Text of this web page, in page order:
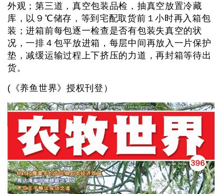
外观；第三道，真空包装品检，抽真空放置冷藏
库，以９℃储存，等到宅配取货前１小时再入箱包
装；进箱前每包逐一检查是否有包装失真空的状
况，一排４包平放进箱，每层中间再放入一片保护
垫，减缓运输过程上下挤压的力道，再封箱等待出
货。
(《养鱼世界》授权刊登）